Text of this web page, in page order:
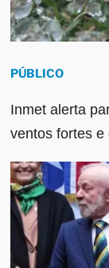
PÚBLICO
Inmet alerta
ventos fortes e